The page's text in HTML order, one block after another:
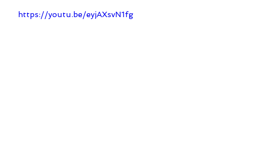
https://youtu.be/eyjAXsvN1fg